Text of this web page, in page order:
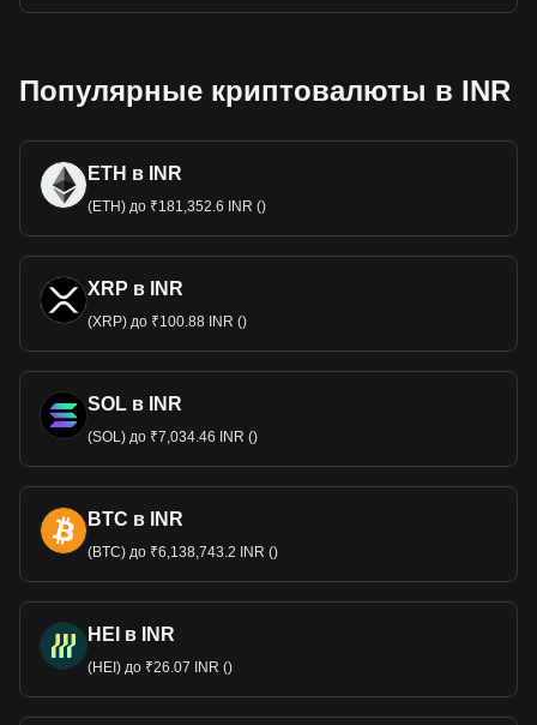
Популярные криптовалюты в INR
ETH в INR
(ETH) до ₹181,352.6 INR ()
XRP в INR
(XRP) до ₹100.88 INR ()
SOL в INR
(SOL) до ₹7,034.46 INR ()
BTC в INR
(BTC) до ₹6,138,743.2 INR ()
HEI в INR
(HEI) до ₹26.07 INR ()